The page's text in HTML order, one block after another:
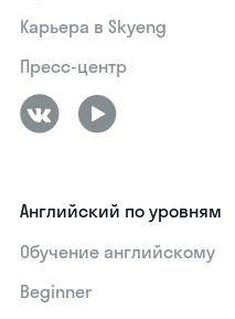
Карьера в Skyeng
Пресс-центр
Английский по уровням
Обучение английскому
Beginner